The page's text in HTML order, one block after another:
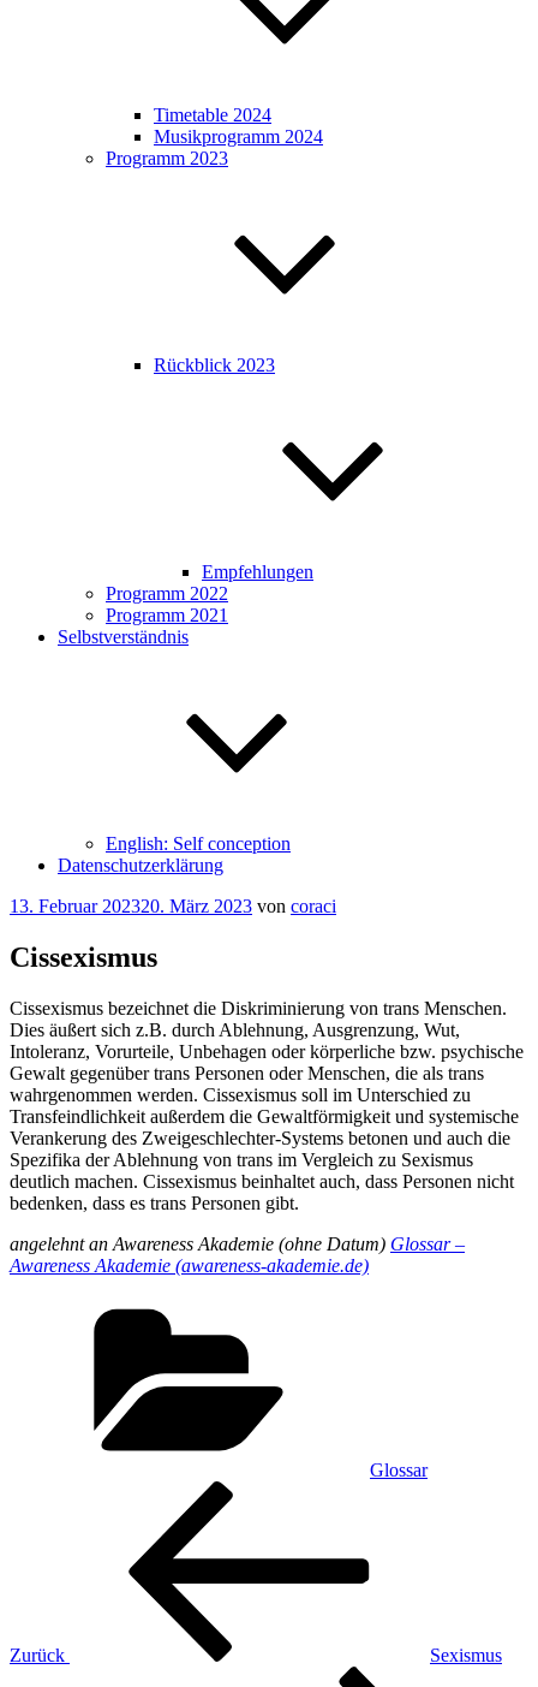
Timetable 2024
Musikprogramm 2024
Programm 2023
Rückblick 2023
Empfehlungen
Programm 2022
Programm 2021
Selbstverständnis
English: Self conception
Datenschutzerklärung
Veröffentlicht
13. Februar 202320. März 2023 von coraci
Cissexismus
Cissexismus bezeichnet die Diskriminierung von trans Menschen.
Dies äußert sich z.B. durch Ablehnung, Ausgrenzung, Wut,
Intoleranz, Vorurteile, Unbehagen oder körperliche bzw. psychische
Gewalt gegenüber trans Personen oder Menschen, die als trans
wahrgenommen werden. Cissexismus soll im Unterschied zu
Transfeindlichkeit außerdem die Gewaltförmigkeit und systemische
Verankerung des Zweigeschlechter-Systems betonen und auch die
Spezifika der Ablehnung von trans im Vergleich zu Sexismus
deutlich machen. Cissexismus beinhaltet auch, dass Personen nicht
bedenken, dass es trans Personen gibt.
angelehnt an Awareness Akademie (ohne Datum) Glossar –
Awareness Akademie (awareness-akademie.de)
Glossar
Beitragsnavigation
Zurück
Sexismus